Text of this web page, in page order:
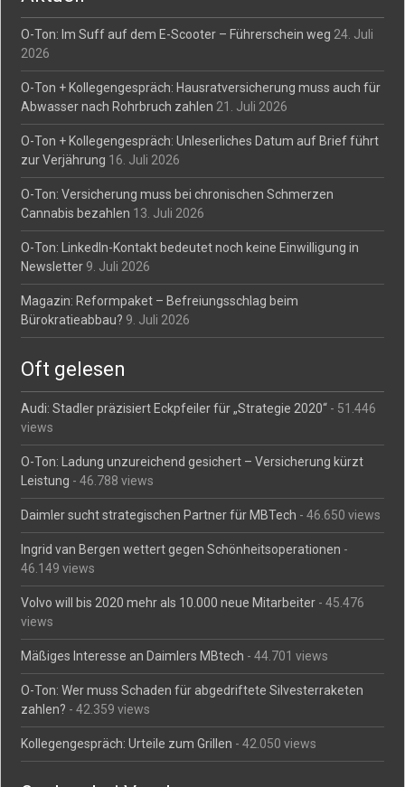
O-Ton: Im Suff auf dem E-Scooter – Führerschein weg 24. Juli
2026
O-Ton + Kollegengespräch: Hausratversicherung muss auch für
Abwasser nach Rohrbruch zahlen 21. Juli 2026
O-Ton + Kollegengespräch: Unleserliches Datum auf Brief führt
zur Verjährung 16. Juli 2026
O-Ton: Versicherung muss bei chronischen Schmerzen
Cannabis bezahlen 13. Juli 2026
O-Ton: LinkedIn-Kontakt bedeutet noch keine Einwilligung in
Newsletter 9. Juli 2026
Magazin: Reformpaket – Befreiungsschlag beim
Bürokratieabbau? 9. Juli 2026
Oft gelesen
Audi: Stadler präzisiert Eckpfeiler für „Strategie 2020“ - 51.446
views
O-Ton: Ladung unzureichend gesichert – Versicherung kürzt
Leistung - 46.788 views
Daimler sucht strategischen Partner für MBTech - 46.650 views
Ingrid van Bergen wettert gegen Schönheitsoperationen -
46.149 views
Volvo will bis 2020 mehr als 10.000 neue Mitarbeiter - 45.476
views
Mäßiges Interesse an Daimlers MBtech - 44.701 views
O-Ton: Wer muss Schaden für abgedriftete Silvesterraketen
zahlen? - 42.359 views
Kollegengespräch: Urteile zum Grillen - 42.050 views